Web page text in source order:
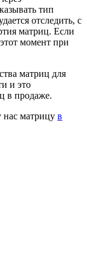
тип
отследить, с
матриц. Если
момент при
матриц для
и это
в продаже.
матрицу в